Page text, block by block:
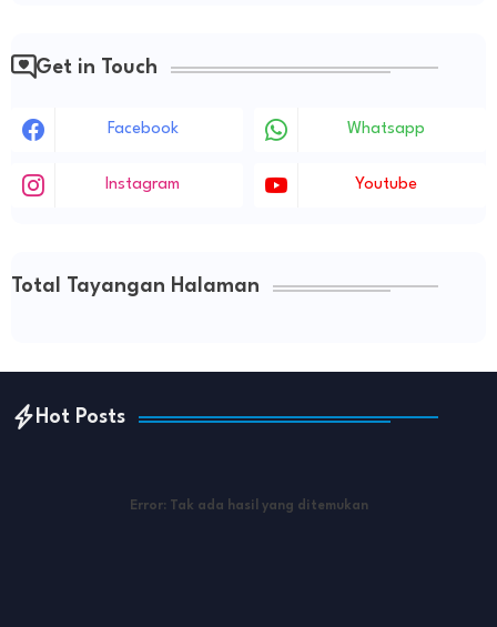
Get in Touch
Facebook Whatsapp
Instagram Youtube
Total Tayangan Halaman
Hot Posts
Error: Tak ada hasil yang ditemukan